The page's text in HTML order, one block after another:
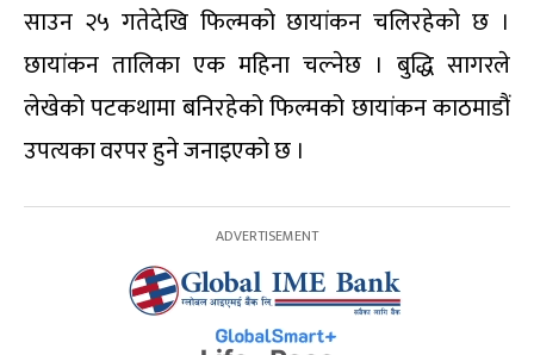
साउन २५ गतेदेखि फिल्मको छायांकन चलिरहेको छ ।
छायांकन तालिका एक महिना चल्नेछ । बुद्धि सागरले
लेखेको पटकथामा बनिरहेको फिल्मको छायांकन काठमाडौं
उपत्यका वरपर हुने जनाइएको छ ।